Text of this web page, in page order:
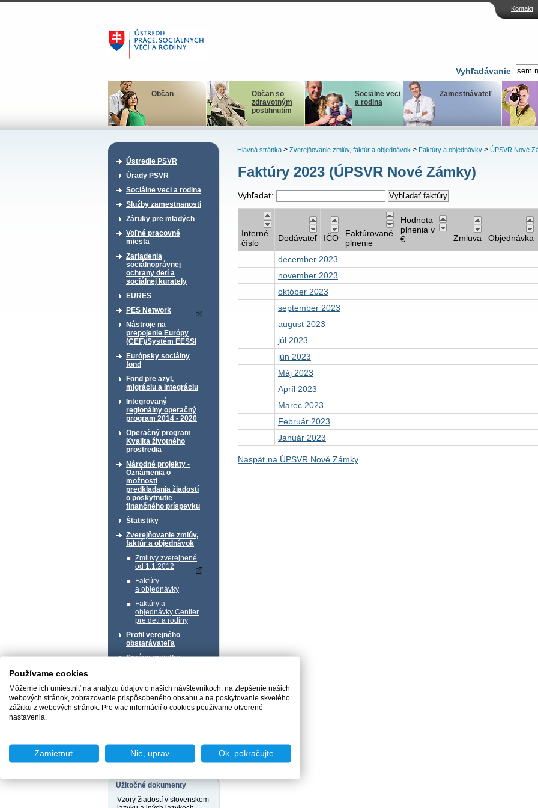
Kontakt
Vyhľadávanie
Občan
Občan so
zdravotným
postihnutím
Sociálne veci
a rodina
Zamestnávateľ
Ústredie PSVR
Úrady PSVR
Sociálne veci a rodina
Služby zamestnanosti
Záruky pre mladých
Voľné pracovné
miesta
Zariadenia
sociálnoprávnej
ochrany detí a
sociálnej kurately
EURES
PES Network
Nástroje na
prepojenie Európy
(CEF)/Systém EESSI
Európsky sociálny
fond
Fond pre azyl,
migráciu a integráciu
Integrovaný
regionálny operačný
program 2014 - 2020
Operačný program
Kvalita životného
prostredia
Národné projekty -
Oznámenia o
možnosti
predkladania žiadostí
o poskytnutie
finančného príspevku
Štatistiky
Zverejňovanie zmlúv,
faktúr a objednávok
Zmluvy zverejnené
od 1.1.2012
Faktúry
a objednávky
Faktúry a
objednávky Centier
pre deti a rodiny
Profil verejného
obstarávateľa
Správa majetku
Chcem podať podnet
Užitočné dokumenty
Vzory žiadostí v slovenskom
Hlavná stránka> Zverejňovanie zmlúv, faktúr a objednávok> Faktúry a objednávky > ÚPSVR Nové
Faktúry 2023 (ÚPSVR Nové Zámky)
Vyhľadať:
Interné
číslo
Dodávateľ IČO
Faktúrované
plnenie
Hodnota
plnenia v
€
Zmluva Objednávka
december 2023
november 2023
október 2023
september 2023
august 2023
júl 2023
jún 2023
Máj 2023
Apríl 2023
Marec 2023
Február 2023
Január 2023
Naspäť na ÚPSVR Nové Zámky
Používame cookies
Môžeme ich umiestniť na analýzu údajov o našich návštevníkoch, na zlepšenie našich
webových stránok, zobrazovanie prispôsobeného obsahu a na poskytovanie skvelého
zážitku z webových stránok. Pre viac informácií o cookies používame otvorené
nastavenia.
Zamietnuť Nie, uprav Ok, pokračujte